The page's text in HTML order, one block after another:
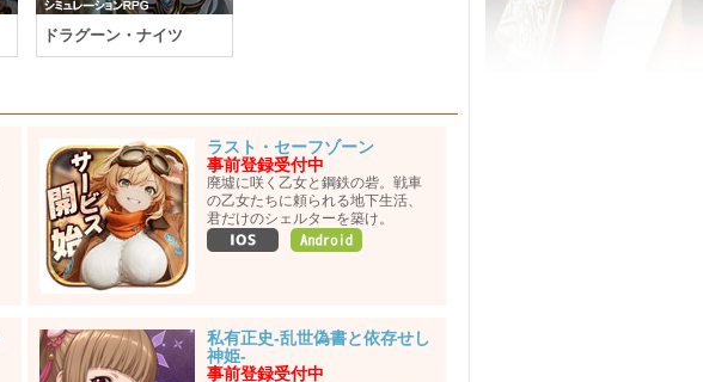
ドラグーン・ナイツ
ラスト・セーフゾーン
事前登録受付中
廃墟に咲く乙女と鋼鉄の砦。戦車
の乙女たちに頼られる地下生活、
君だけのシェルターを築け。
私有正史-乱世偽書と依存せし
神姫-
事前登録受付中